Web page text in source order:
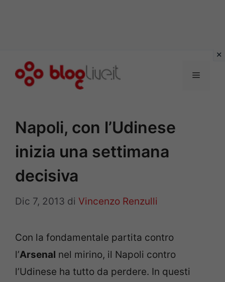
Menu
Napoli, con l’Udinese
inizia una settimana
decisiva
Dic 7, 2013 di Vincenzo Renzulli
Con la fondamentale partita contro
l’Arsenal nel mirino, il Napoli contro
l’Udinese ha tutto da perdere. In questi